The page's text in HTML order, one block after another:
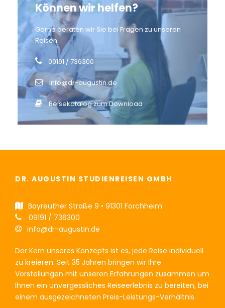
Können wir helfen?
Gerne beraten wir Sie bei Fragen zu unseren
Reisen.
09191 / 736300
info@dr-augustin.de
Reisekatalog zum Download
DR. AUGUSTIN STUDIENREISEN GMBH
Bayreuther Straße 9 • 91301 Forchheim
09191 / 736300
info@dr-augustin.de
Der Kern unseres Konzepts ist es, jede Reise individuell
zu kreieren. Seit 35 Jahren bringen wir Ihre
Vorstellungen mit unseren Erfahrungen zusammen um
Ihnen ein unvergessliches Reiseerlebnis zu bereiten, bei
einem ausgezeichneten Preis-Leistungs-Verhältnis.